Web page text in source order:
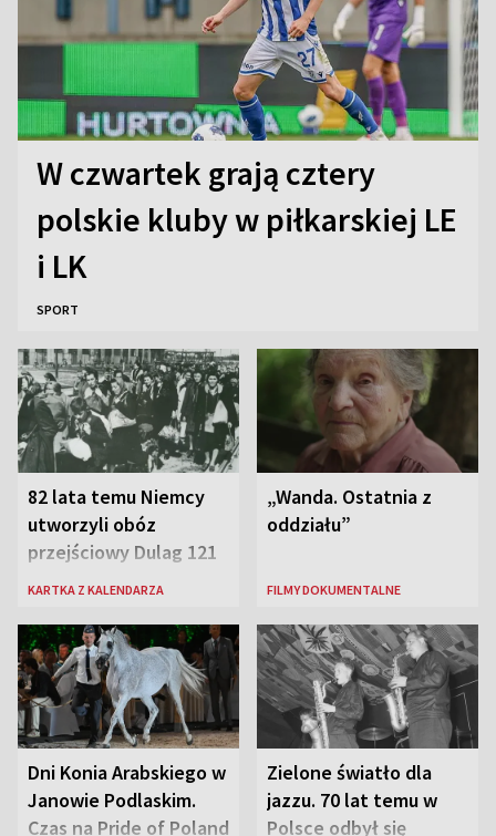
W czwartek grają cztery
polskie kluby w piłkarskiej LE
i LK
SPORT
82 lata temu Niemcy
utworzyli obóz
przejściowy Dulag 121
KARTKA Z KALENDARZA
„Wanda. Ostatnia z
oddziału”
FILMY DOKUMENTALNE
Dni Konia Arabskiego w
Janowie Podlaskim.
Czas na Pride of Poland
Zielone światło dla
jazzu. 70 lat temu w
Polsce odbył się